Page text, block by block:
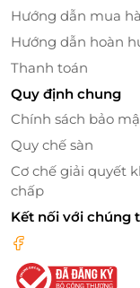
quan
Trúc Lâm
an yên” giữa
theo phong cách
trầm ấm, hương
liệu du dương.
– nơi chỉ còn
từng phút giây.
Hướng dẫn mua
Hướng dẫn hoàn
Thanh toán
Quy định chung
Chính sách bảo
Quy chế sàn
Cơ chế giải quyết
chấp
Kết nối với chúng